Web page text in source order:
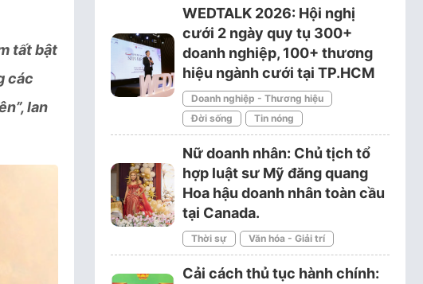
tất bật
các
lan
WEDTALK 2026: Hội nghị
cưới 2 ngày quy tụ 300+
doanh nghiệp, 100+ thương
hiệu ngành cưới tại TP.HCM
Doanh nghiệp - Thương hiệu
Đời sống
Tin nóng
Nữ doanh nhân: Chủ tịch tổ
hợp luật sư Mỹ đăng quang
Hoa hậu doanh nhân toàn cầu
tại Canada.
Thời sự Văn hóa - Giải trí
Cải cách thủ tục hành chính: